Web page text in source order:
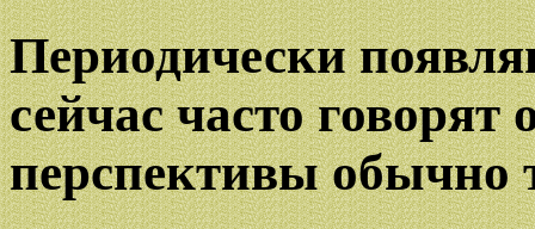
Периодически
сейчас часто говорят
перспективы обычно